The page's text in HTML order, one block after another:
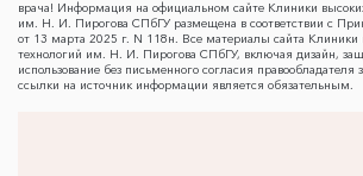
врача! Информация на официальном сайте Клиники
им. Н. И. Пирогова СПбГУ размещена в соответствии с
от 13 марта 2025 г. N 118н. Все материалы сайта Клиники
технологий им. Н. И. Пирогова СПбГУ, включая дизайн,
использование без письменного согласия правообладателя
ссылки на источник информации является обязательным.